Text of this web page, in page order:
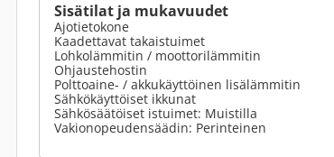
Sisätilat ja mukavuudet
Ajotietokone
Kaadettavat takaistuimet
Lohkolämmitin / moottorilämmitin
Ohjaustehostin
Polttoaine- / akkukäyttöinen lisälämmitin
Sähkökäyttöiset ikkunat
Sähkösäätöiset istuimet: Muistilla
Vakionopeudensäädin: Perinteinen